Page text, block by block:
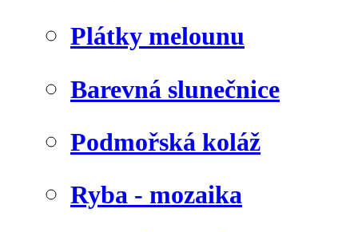
Plátky melounu
Barevná slunečnice
Podmořská koláž
Ryba - mozaika